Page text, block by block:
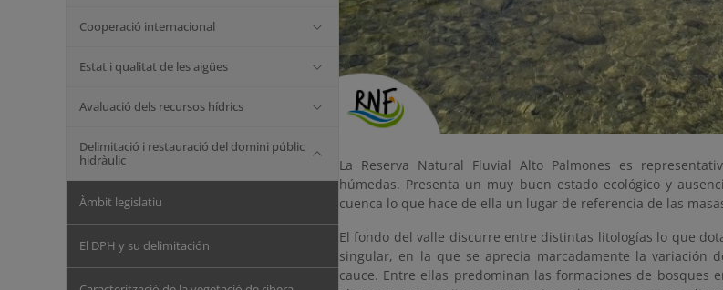
Cooperació internacional
Estat i qualitat de les aigües
Avaluació dels recursos hídrics
Delimitació i restauració del domini públic
hidràulic
Àmbit legislatiu
El DPH y su delimitación
La Reserva Natural Fluvial Alto Palmones es
húmedas. Presenta un muy buen estado ecológico y
cuenca lo que hace de ella un lugar de referencia de las
El fondo del valle discurre entre distintas litologías lo que
singular, en la que se aprecia marcadamente la variación
cauce. Entre ellas predominan las formaciones de bosques